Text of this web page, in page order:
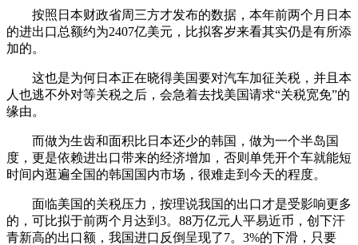
按照日本财政省周三方才发布的数据，本年前两个月日本
的进出口总额约为2407亿美元，比拟客岁来看其实仍是有所添
加的。
这也是为何日本正在晓得美国要对汽车加征关税，并且本
人也逃不外对等关税之后，会急着去找美国请求“关税宽免”的
缘由。
而做为生齿和面积比日本还少的韩国，做为一个半岛国
度，更是依赖进出口带来的经济增加，否则单凭开个车就能短
时间内逛遍全国的韩国国内市场，很难走到今天的程度。
面临美国的关税压力，按理说我国的出口才是受影响更多
的，可比拟于前两个月达到3。88万亿元人平易近币，创下汗
青新高的出口额，我国进口反倒呈现了7。3%的下滑，只要